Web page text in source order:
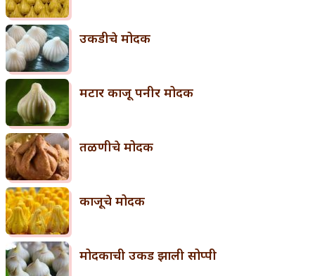
उकडीचे मोदक
मटार काजू पनीर मोदक
तळणीचे मोदक
काजूचे मोदक
मोदकाची उकड झाली सोप्पी